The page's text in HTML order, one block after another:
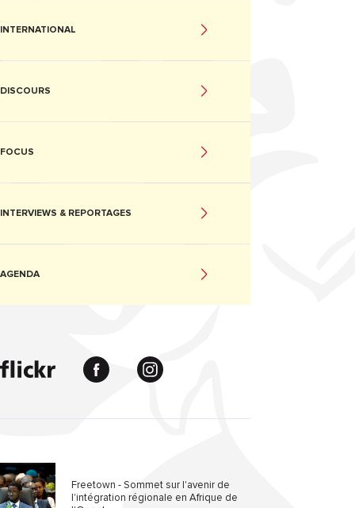
INTERNATIONAL
DISCOURS
FOCUS
INTERVIEWS & REPORTAGES
AGENDA
Freetown - Sommet sur l'avenir de
l'intégration régionale en Afrique de